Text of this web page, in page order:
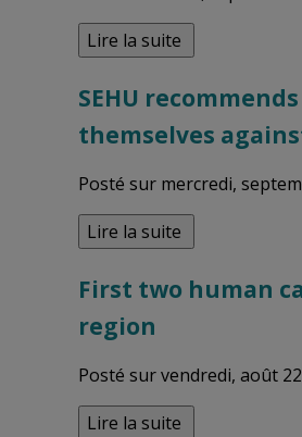
Lire la suite
SEHU
themselves
Posté sur mercredi,
Lire la suite
First two human
region
Posté sur vendredi, août
Lire la suite